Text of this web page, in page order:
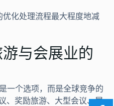
优化处理流程最大程度地减
与会展业的
一个选项，而是全球竞争的
、奖励旅游、大型会议、展